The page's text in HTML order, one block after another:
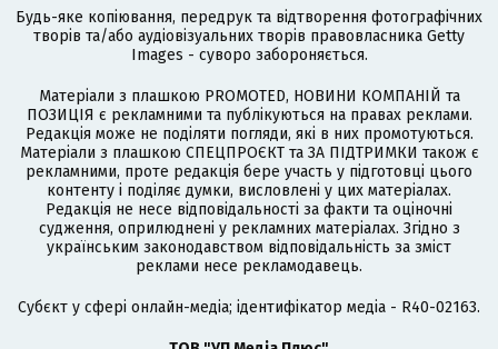
Будь-яке копіювання, передрук та відтворення фотографічних
творів та/або аудіовізуальних творів правовласника Getty
Images - суворо забороняється.
Матеріали з плашкою PROMOTED, НОВИНИ КОМПАНІЙ та
ПОЗИЦІЯ є рекламними та публікуються на правах реклами.
Редакція може не поділяти погляди, які в них промотуються.
Матеріали з плашкою СПЕЦПРОЄКТ та ЗА ПІДТРИМКИ також є
рекламними, проте редакція бере участь у підготовці цього
контенту і поділяє думки, висловлені у цих матеріалах.
Редакція не несе відповідальності за факти та оціночні
судження, оприлюднені у рекламних матеріалах. Згідно з
українським законодавством відповідальність за зміст
реклами несе рекламодавець.
Cубєкт у сфері онлайн-медіа; ідентифікатор медіа - R40-02163.